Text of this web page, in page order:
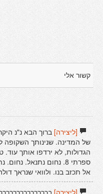
קשור אלי
[ליצירה]ברוך הבא נ"נ
של המדינה. שנינותך השקופה
הגדולות, לא ירדפו אותך עוד.
ספרתי 8. נחום נתנאל.
אל תכזב בנו. ולוואי שנראך
[ליצירה]